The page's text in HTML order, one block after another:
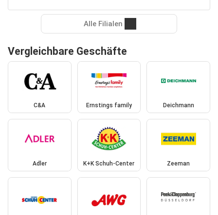
Alle Filialen
Vergleichbare Geschäfte
C&A Ernstings family Deichmann
Adler K+K Schuh-Center Zeeman